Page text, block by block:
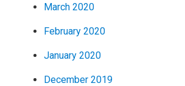
March 2020
February 2020
January 2020
December 2019